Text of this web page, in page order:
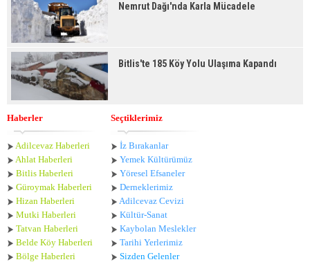
Nemrut Dağı'nda Karla Mücadele
Bitlis'te 185 Köy Yolu Ulaşıma Kapandı
Haberler
Adilcevaz Haberleri
Ahlat Haberleri
Bitlis Haberleri
Güroymak Haberleri
Hizan Haberleri
Mutki Haberleri
Tatvan Haberleri
Belde Köy Haberleri
Bölge Haberleri
Seçtiklerimiz
İz Bırakanlar
Yemek Kültürümüz
Yöresel Efsaneler
Derneklerimiz
Adilcevaz Cevizi
Kültür-Sanat
Kaybolan Meslekler
Tarihi Yerlerimiz
Sizden Gelenler